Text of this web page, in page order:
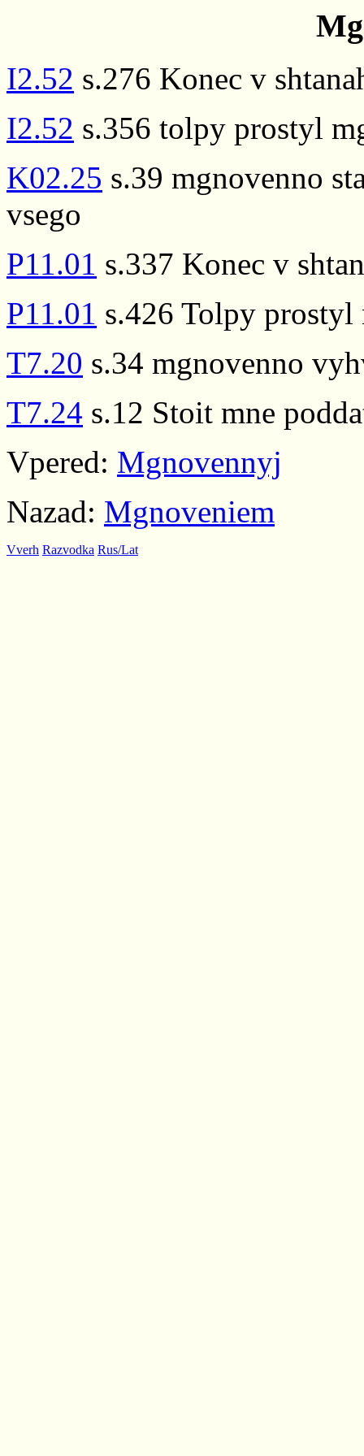
I2.52 s.276 Konec v
I2.52 s.356 tolpy prostyl
K02.25 s.39 mgnovenno
vsego
P11.01 s.337 Konec v
P11.01 s.426 Tolpy prostyl
T7.20 s.34 mgnovenno
T7.24 s.12 Stoit mne
Vpered: Mgnovennyj
Nazad: Mgnoveniem
Vverh Razvodka Rus/Lat